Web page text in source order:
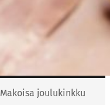
Makoisa joulukinkku